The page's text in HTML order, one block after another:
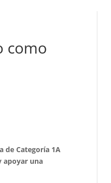
como
de Categoría 1A
apoyar una